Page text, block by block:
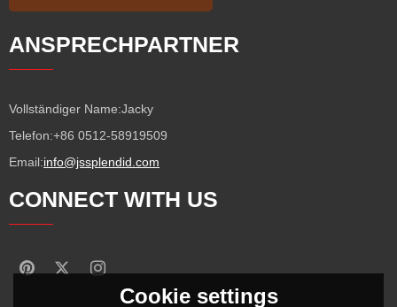
ANSPRECHPARTNER
Vollständiger Name:Jacky
Telefon:+86 0512-58919509
Email:info@jssplendid.com
CONNECT WITH US
Cookie settings